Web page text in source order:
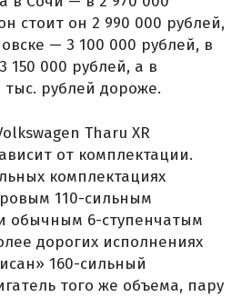
стоит он 2 990 000 рублей,
— 3 100 000 рублей, в
150 000 рублей, а в
рублей дороже.
Tharu XR
от комплектации.
комплектациях
110-сильным
обычным 6-ступенчатым
дорогих исполнениях
160-сильный
того же объема, пару